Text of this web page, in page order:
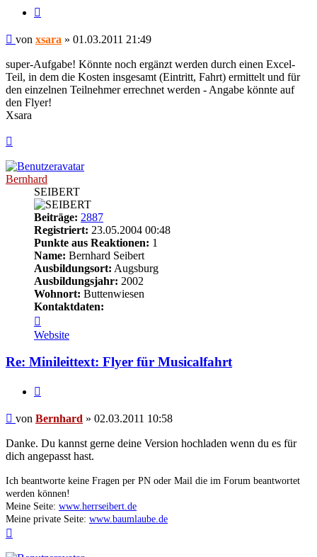
Beitrag
von xsara » 01.03.2011 21:49
super-Aufgabe! Könnte noch ergänzt werden durch einen Excel-
Teil, in dem die Kosten insgesamt (Eintritt, Fahrt) ermittelt und für
den einzelnen Teilnehmer errechnet werden - Angabe könnte auf
den Flyer!
Xsara
Bernhard
SEIBERT
Beiträge: 2887
Registriert: 23.05.2004 00:48
Punkte aus Reaktionen: 1
Name: Bernhard Seibert
Ausbildungsort: Augsburg
Ausbildungsjahr: 2002
Wohnort: Buttenwiesen
Kontaktdaten:
von
Bernhard
Website
Re: Minileittext: Flyer für Musicalfahrt
Beitrag
von Bernhard » 02.03.2011 10:58
Danke. Du kannst gerne deine Version hochladen wenn du es für
dich angepasst hast.
Ich beantworte keine Fragen per PN oder Mail die im Forum beantwortet
werden können!
Meine Seite: www.herrseibert.de
Meine private Seite: www.baumlaube.de